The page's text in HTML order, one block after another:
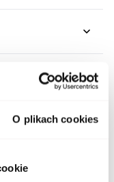
O plikach cookies